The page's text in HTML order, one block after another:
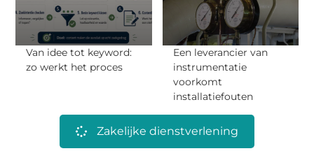
Van idee tot keyword:
zo werkt het proces
Een leverancier van
instrumentatie
voorkomt
installatiefouten
Zakelijke dienstverlening